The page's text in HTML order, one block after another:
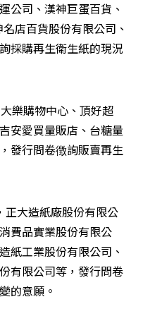
公司、漢神巨蛋百貨、
店百貨股份有限公司、
採購再生衛生紙的現況
樂購物中心、頂好超
安愛買量販店、台糖量
發行問卷徴詢販賣再生
正大造紙廠股份有限公
費品實業股份有限公
紙工業股份有限公司、
有限公司等，發行問卷
的意願。